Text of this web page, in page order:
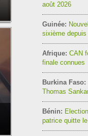
août 2026
Guinée:
sixième depuis
Afrique: CAN
finale connues
Burkina Faso:
Thomas
Bénin:
patrice quitte